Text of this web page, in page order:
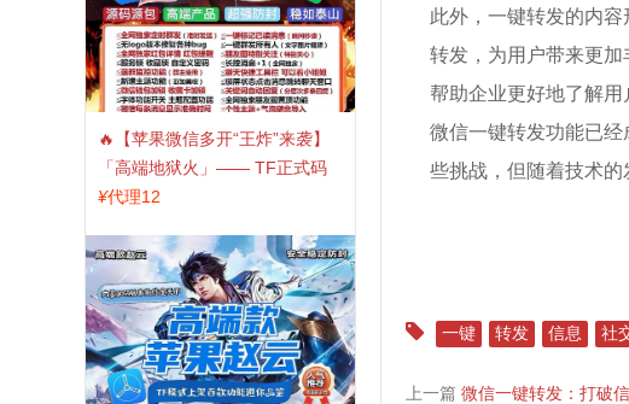
🔥【苹果微信多开“王炸”来袭】
「高端地狱火」—— TF正式码
+斗战神8073包，7天退换，安全
¥代理12
此外，一键转发的内
转发，为用户带来更
帮助企业更好地了解用
微信一键转发功能已
些挑战，但随着技术
一键 转发 信息 社
上一篇 微信一键转发：打破